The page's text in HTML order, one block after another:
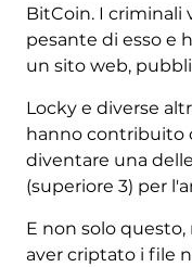
BitCoin. I
pesante di esso e
un sito web,
Locky e diverse
hanno contribuito
diventare una
(superiore 3) per
E non solo
aver criptato i file